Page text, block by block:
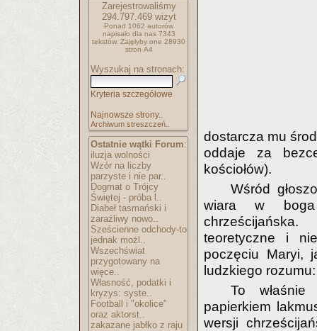
Zarejestrowaliśmy
294.797.469wizyt
Ponad 1062 autorów
napisało dla nas 7343
tekstów. Zajęłyby one 28930
stron A4
Wyszukaj na stronach:
Kryteria szczegółowe
Najnowsze strony..
Archiwum streszczeń..
Ostatnie wątki Forum:
iluzja wolności
Wzór na liczby
parzyste i nie par..
Dogmat o Trójcy
Świętej - próba l..
Diabeł tasmański i
zaraźliwy nowo..
Sześcienne odchody-to
jednak możl..
Wszechświat
przygotowany na
więce..
Własność, podatki i
kryzys: syste..
Football i "okolice"
oraz aktorst..
zakazane jabłko z raju
dostarcza mu
oddaje za
kościołów).
Wśród
wiara w boga
teoretyczne i
poczęciu Maryi,
ludzkiego
To
papierkiem
wersji